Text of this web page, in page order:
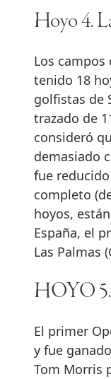
Hoyo 4.
Los
tenido 18
golfistas de
trazado de
consideró
demasiado
fue
completo
hoyos,
España, el
Las Palmas
HOYO 5.
El primer
y fue
Tom Morris